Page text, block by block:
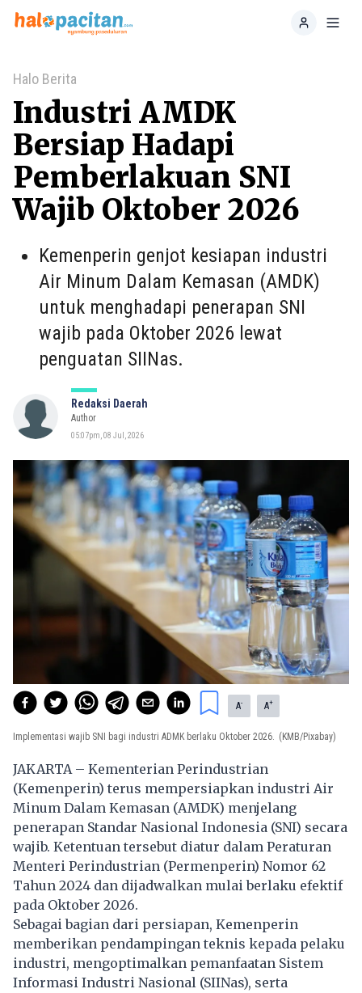
Home
Halo Berita
Industri AMDK
Bersiap Hadapi
Pemberlakuan SNI
Wajib Oktober 2026
Kemenperin genjot kesiapan industri
Air Minum Dalam Kemasan (AMDK)
untuk menghadapi penerapan SNI
wajib pada Oktober 2026 lewat
penguatan SIINas.
Redaksi Daerah
Author
05:07pm, 08 Jul, 2026
A- A+
Implementasi wajib SNI bagi industri ADMK berlaku Oktober 2026. (KMB/Pixabay)
JAKARTA – Kementerian Perindustrian
(Kemenperin) terus mempersiapkan industri Air
Minum Dalam Kemasan (AMDK) menjelang
penerapan Standar Nasional Indonesia (SNI) secara
wajib. Ketentuan tersebut diatur dalam Peraturan
Menteri Perindustrian (Permenperin) Nomor 62
Tahun 2024 dan dijadwalkan mulai berlaku efektif
pada Oktober 2026.
Sebagai bagian dari persiapan, Kemenperin
memberikan pendampingan teknis kepada pelaku
industri, mengoptimalkan pemanfaatan Sistem
Informasi Industri Nasional (SIINas), serta